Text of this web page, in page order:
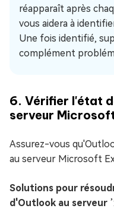
réapparaît après
vous aidera à
Une fois identifié,
complément
6. Vérifier l'état
serveur
Assurez-vous
au serveur Microsoft
Solutions pour
d'Outlook au serveur ’: